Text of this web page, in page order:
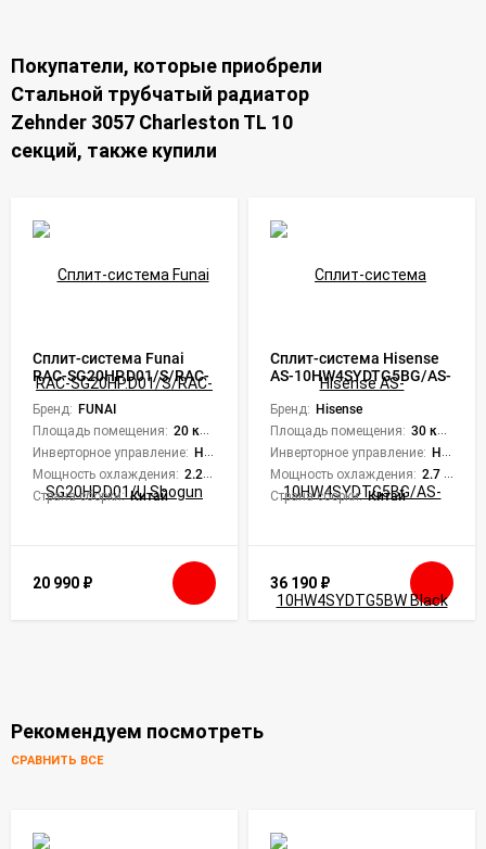
Покупатели, которые приобрели
Стальной трубчатый радиатор
Zehnder 3057 Charleston TL 10
секций, также купили
Сплит-система Funai
RAC-SG20HP.D01/S/RAC-
SG20HP.D01/U Shogun
Бренд: FUNAI
Площадь помещения: 20 кв. м.
Инверторное управление: Нет
Мощность охлаждения: 2.25 кВт
Страна сборки: Китай
20 990 ₽
Сплит-система Hisense
AS-10HW4SYDTG5BG/AS-
10HW4SYDTG5BW Black
Crystal
Бренд: Hisense
Площадь помещения: 30 кв. м.
Инверторное управление: Нет
Мощность охлаждения: 2.7 кВт
Страна сборки: Китай
36 190 ₽
Рекомендуем посмотреть
СРАВНИТЬ ВСЕ